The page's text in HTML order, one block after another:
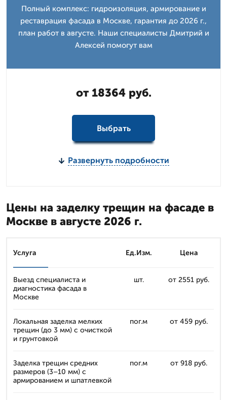
Полный комплекс: гидроизоляция, армирование и
реставрация фасада в Москве, гарантия до 2026 г.,
план работ в августе. Наши специалисты Дмитрий и
Алексей помогут вам
от 18364 руб.
Выбрать
Развернуть подробности
Цены на заделку трещин на фасаде в
Москве в августе 2026 г.
Услуга Ед.Изм. Цена
Выезд специалиста и
диагностика фасада в
Москве
шт. от 2551 руб.
Локальная заделка мелких
трещин (до 3 мм) с очисткой
и грунтовкой
пог.м от 459 руб.
Заделка трещин средних
размеров (3–10 мм) с
армированием и шпатлевкой
пог.м от 918 руб.